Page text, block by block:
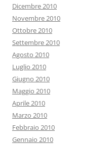
Dicembre 2010
Novembre 2010
Ottobre 2010
Settembre 2010
Agosto 2010
Luglio 2010
Giugno 2010
Maggio 2010
Aprile 2010
Marzo 2010
Febbraio 2010
Gennaio 2010